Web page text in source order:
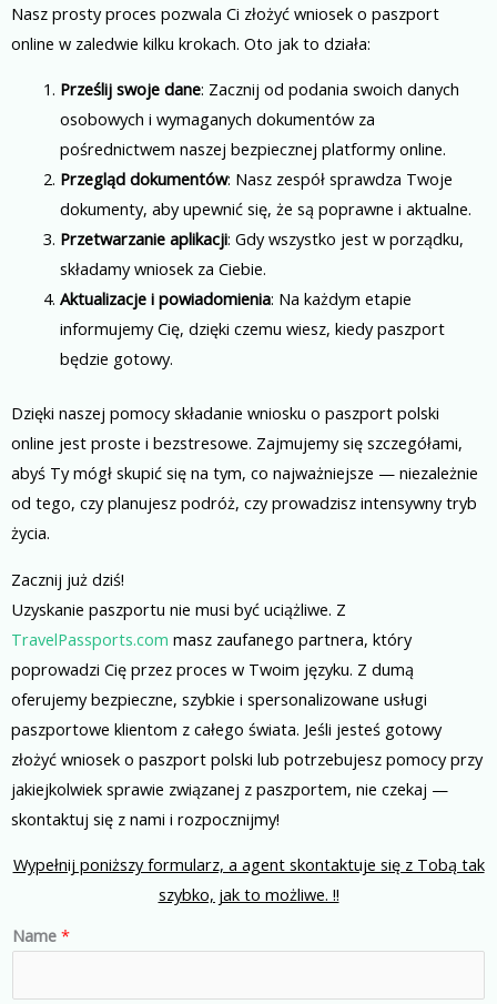
Nasz prosty proces pozwala Ci złożyć wniosek o paszport
online w zaledwie kilku krokach. Oto jak to działa:
Prześlij swoje dane: Zacznij od podania swoich danych
osobowych i wymaganych dokumentów za
pośrednictwem naszej bezpiecznej platformy online.
Przegląd dokumentów: Nasz zespół sprawdza Twoje
dokumenty, aby upewnić się, że są poprawne i aktualne.
Przetwarzanie aplikacji: Gdy wszystko jest w porządku,
składamy wniosek za Ciebie.
Aktualizacje i powiadomienia: Na każdym etapie
informujemy Cię, dzięki czemu wiesz, kiedy paszport
będzie gotowy.
Dzięki naszej pomocy składanie wniosku o paszport polski
online jest proste i bezstresowe. Zajmujemy się szczegółami,
abyś Ty mógł skupić się na tym, co najważniejsze — niezależnie
od tego, czy planujesz podróż, czy prowadzisz intensywny tryb
życia.
Zacznij już dziś!
Uzyskanie paszportu nie musi być uciążliwe. Z
TravelPassports.com masz zaufanego partnera, który
poprowadzi Cię przez proces w Twoim języku. Z dumą
oferujemy bezpieczne, szybkie i spersonalizowane usługi
paszportowe klientom z całego świata. Jeśli jesteś gotowy
złożyć wniosek o paszport polski lub potrzebujesz pomocy przy
jakiejkolwiek sprawie związanej z paszportem, nie czekaj —
skontaktuj się z nami i rozpocznijmy!
Wypełnij poniższy formularz, a agent skontaktuje się z Tobą tak
szybko, jak to możliwe. !!
Name *